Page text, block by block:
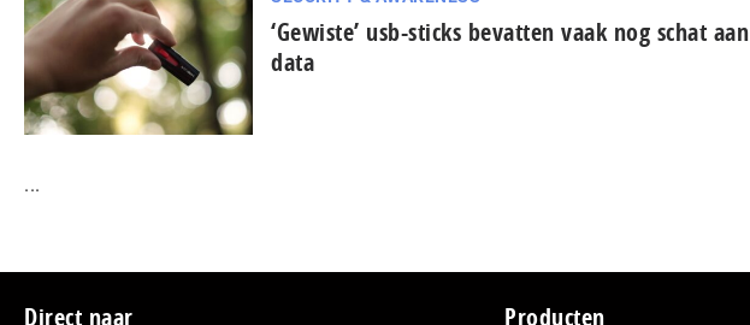
‘Gewiste’ usb-sticks bevatten vaak nog schat aan
data
...
Direct naar Producten